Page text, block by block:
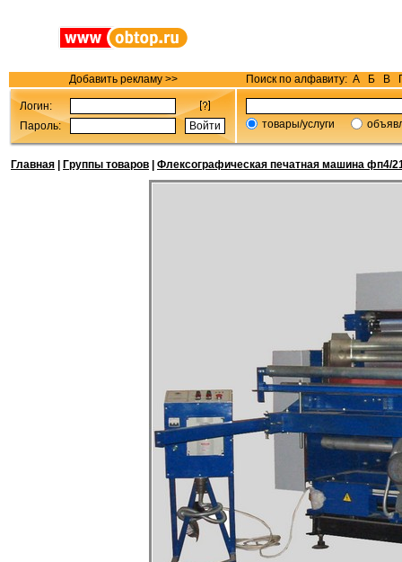
Добавить рекламу >> Поиск по алфавиту: А Б В
Логин:
Пароль:
товары/услуги
Главная Группы товаров Флексографическая печатная машина фп4/